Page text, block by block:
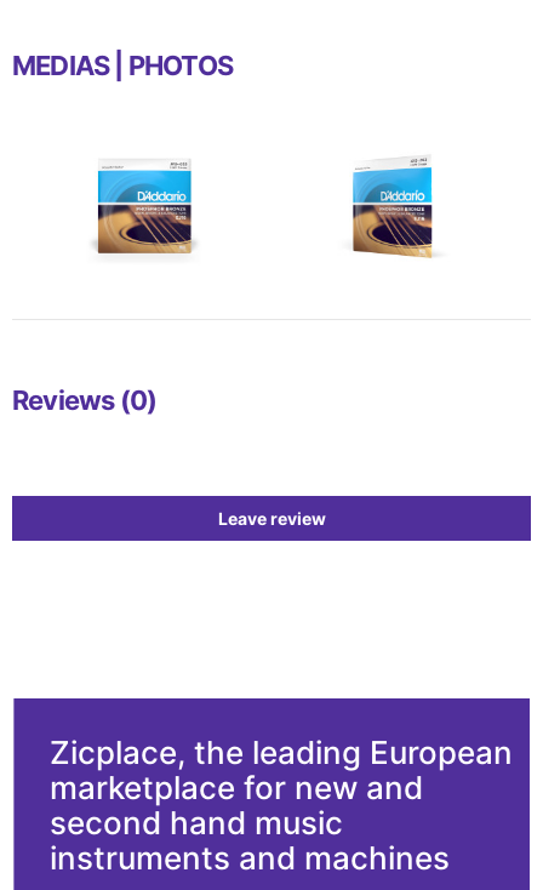
MEDIAS | PHOTOS
Reviews (0)
Leave review
Zicplace, the leading European
marketplace for new and
second hand music
instruments and machines